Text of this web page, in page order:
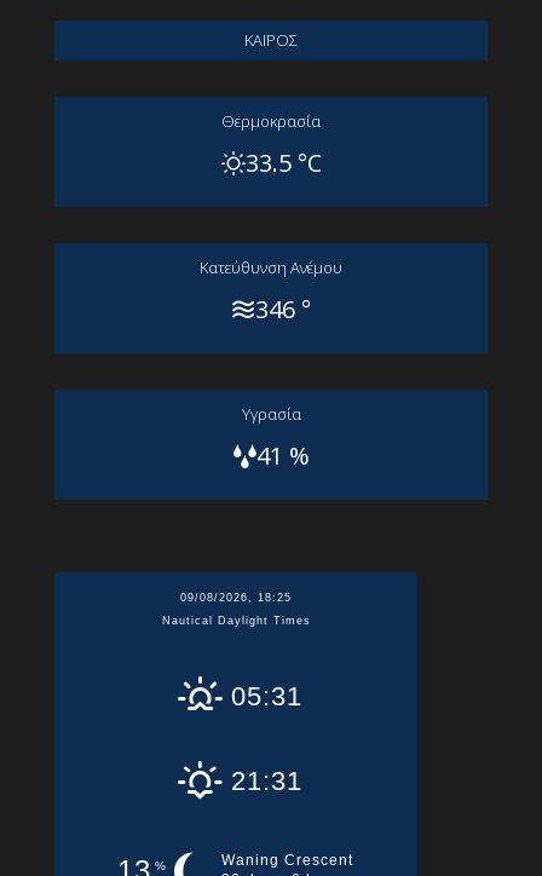
ΚΑΙΡΟΣ
Θερμοκρασία
33.5 °C
Kατεύθυνση Aνέμου
346 °
Yγρασία
41 %
09/08/2026, 18:25
Nautical Daylight Times
05:31
21:31
%
Waning Crescent